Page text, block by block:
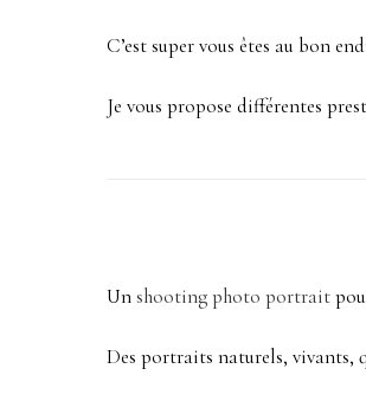
C’est super vous êtes au bon
Je vous propose différentes
Unshooting photo portrait
Des portraits naturels, vivants,